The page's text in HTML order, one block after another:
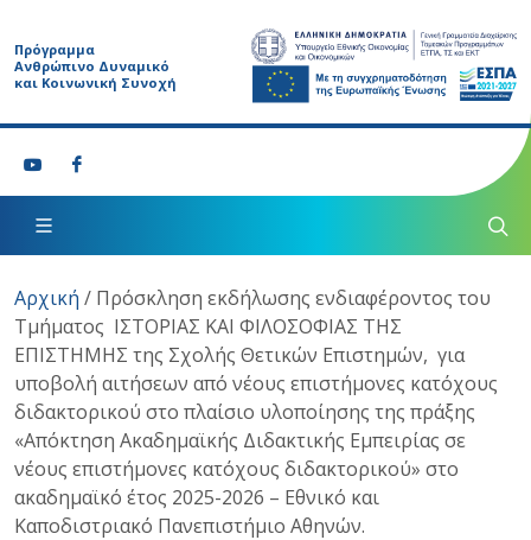
Πρόγραμμα
Ανθρώπινο Δυναμικό
και Κοινωνική Συνοχή
Αρχική / Πρόσκληση εκδήλωσης ενδιαφέροντος του
Τμήματος ΙΣΤΟΡΙΑΣ ΚΑΙ ΦΙΛΟΣΟΦΙΑΣ ΤΗΣ
ΕΠΙΣΤΗΜΗΣ της Σχολής Θετικών Επιστημών, για
υποβολή αιτήσεων από νέους επιστήμονες κατόχους
διδακτορικού στο πλαίσιο υλοποίησης της πράξης
«Απόκτηση Ακαδημαϊκής Διδακτικής Εμπειρίας σε
νέους επιστήμονες κατόχους διδακτορικού» στο
ακαδημαϊκό έτος 2025-2026 – Εθνικό και
Καποδιστριακό Πανεπιστήμιο Αθηνών.